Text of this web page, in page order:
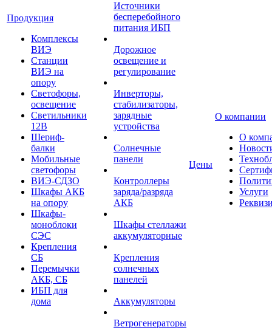
Продукция
Комплексы
ВИЭ
Станции
ВИЭ на
опору
Светофоры,
освещение
Светильники
12В
Шериф-
балки
Мобильные
светофоры
ВИЭ-СДЗО
Шкафы АКБ
на опору
Шкафы-
моноблоки
СЭС
Крепления
СБ
Перемычки
АКБ, СБ
ИБП для
дома
Источники
бесперебойного
питания ИБП
Дорожное
освещение и
регулирование
Инверторы,
стабилизаторы,
зарядные
устройства
Солнечные
панели
Контроллеры
заряда/разряда
АКБ
Шкафы стеллажи
аккумуляторные
Крепления
солнечных
панелей
Аккумуляторы
Ветрогенераторы
Цены
О компании
О
Услуги